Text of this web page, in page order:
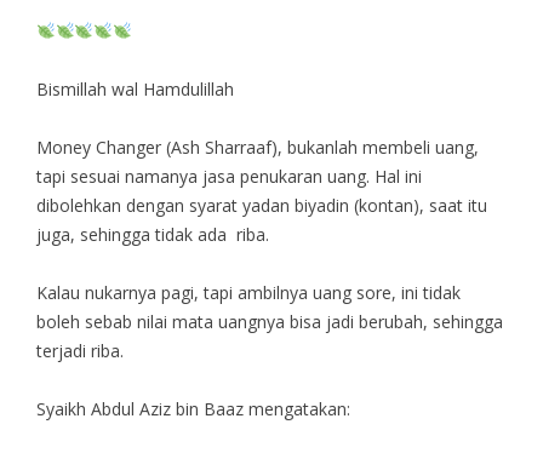
Bismillah wal Hamdulillah
Money Changer (Ash Sharraaf), bukanlah membeli uang,
tapi sesuai namanya jasa penukaran uang. Hal ini
dibolehkan dengan syarat yadan biyadin (kontan), saat itu
juga, sehingga tidak ada riba.
Kalau nukarnya pagi, tapi ambilnya uang sore, ini tidak
boleh sebab nilai mata uangnya bisa jadi berubah, sehingga
terjadi riba.
Syaikh Abdul Aziz bin Baaz mengatakan: